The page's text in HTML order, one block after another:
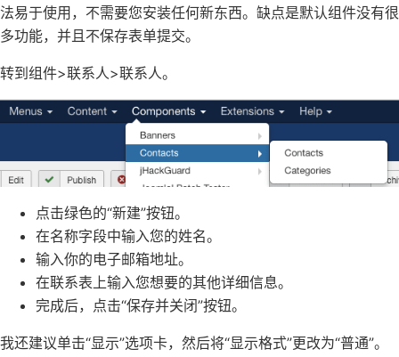
法易于使用，不需要您安装任何新东西。缺点是默认组件没有很
多功能，并且不保存表单提交。
转到组件>联系人>联系人。
点击绿色的“新建”按钮。
在名称字段中输入您的姓名。
输入你的电子邮箱地址。
在联系表上输入您想要的其他详细信息。
完成后，点击“保存并关闭”按钮。
我还建议单击“显示”选项卡，然后将“显示格式”更改为“普通”。